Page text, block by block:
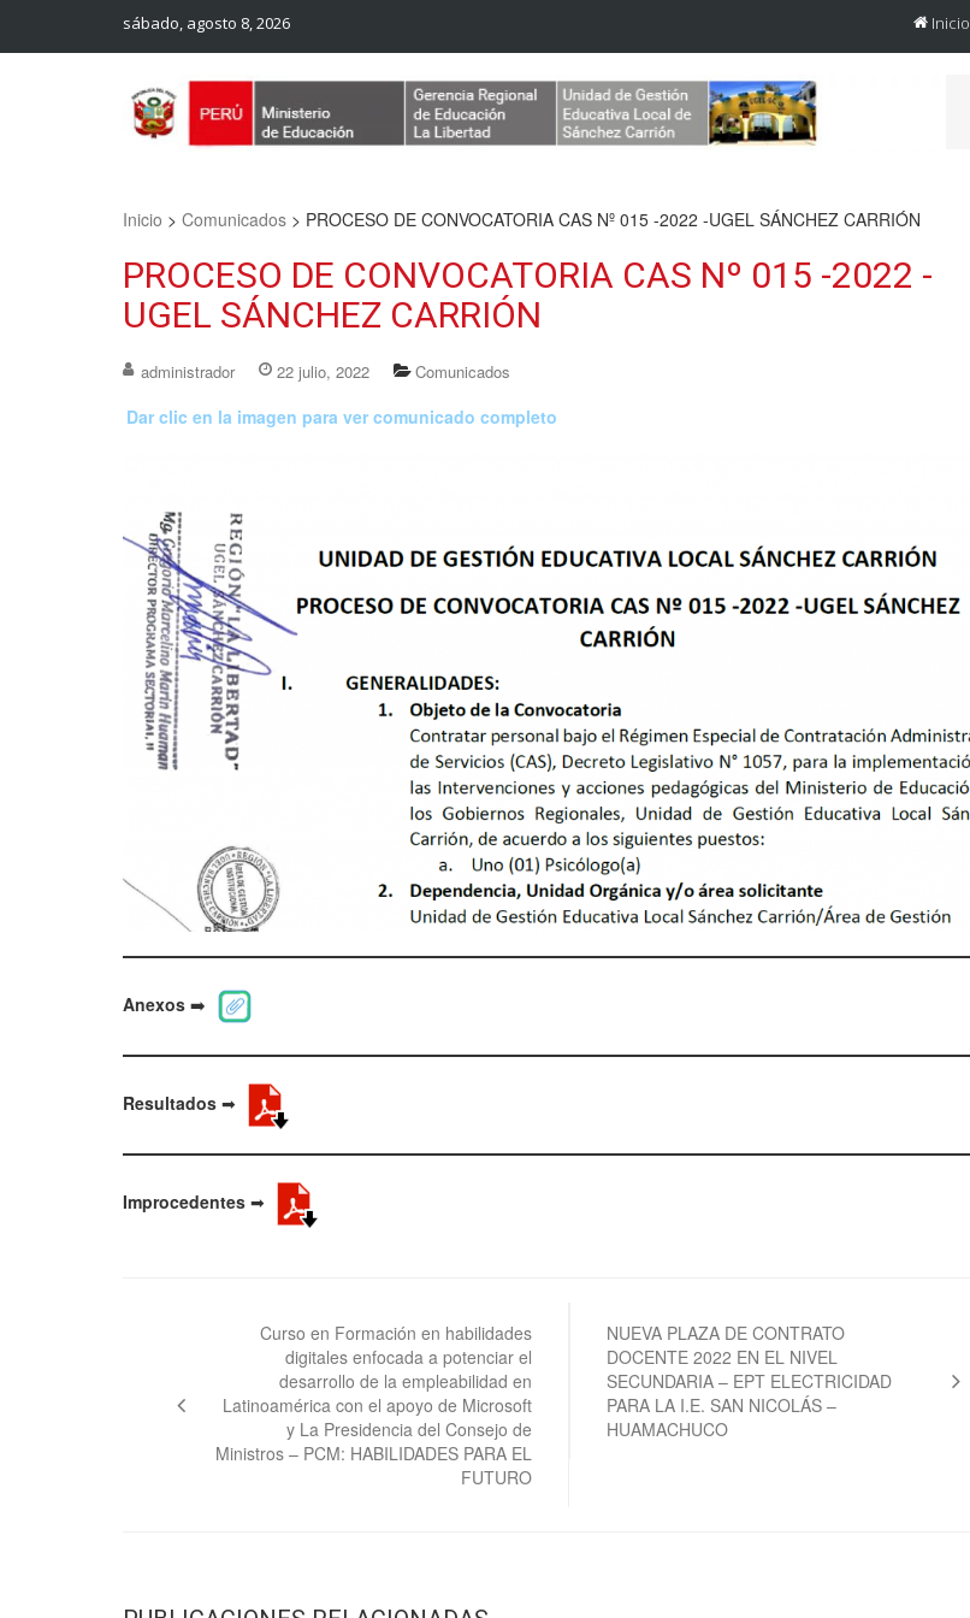
sábado, agosto 8, 2026 Inicio
Inicio > Comunicados > PROCESO DE CONVOCATORIA CAS Nº 015 -2022 -UGEL SÁNCHEZ CARRIÓN
PROCESO DE CONVOCATORIA CAS Nº 015 -2022 -
UGEL SÁNCHEZ CARRIÓN
administrador 22 julio, 2022 Comunicados
Dar clic en la imagen para ver comunicado completo
Anexos ➡️
Resultados ➡
Improcedentes ➡
Curso en Formación en habilidades
digitales enfocada a potenciar el
desarrollo de la empleabilidad en
Latinoamérica con el apoyo de Microsoft
y La Presidencia del Consejo de
Ministros – PCM: HABILIDADES PARA EL
FUTURO
NUEVA PLAZA DE CONTRATO
DOCENTE 2022 EN EL NIVEL
SECUNDARIA – EPT ELECTRICIDAD
PARA LA I.E. SAN NICOLÁS –
HUAMACHUCO